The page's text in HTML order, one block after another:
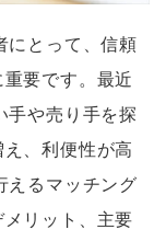
にとって、信頼
要です。最近
手や売り手を探
、利便性が高
えるマッチング
リット、主要